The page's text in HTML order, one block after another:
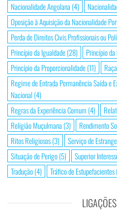
Nacionalidade Angolana (4)
Oposição à Aquisição da Nacionalidade
Perda de Direitos Civis Profissionais ou
Princípio da Igualdade(28) Princípio
Princípio da Proporcionalidade(11) Raça
Regime de Entrada Permanência Saída e
Nacional (4)
Regras da Experiência Comum (4)
Religião Muçulmana (3) Rendimento
Ritos Religiosos(3) Serviço de
Situação de Perigo(5) Superior
Tradução(4) Tráfico de Estupefacientes